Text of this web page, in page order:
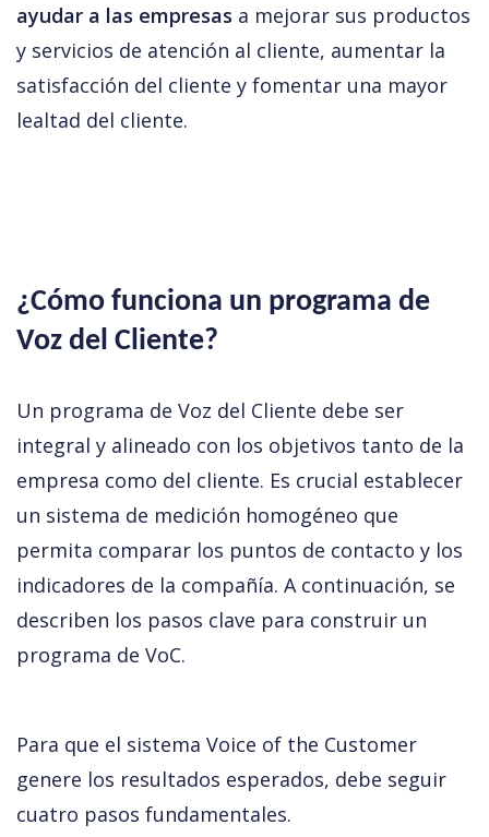
ayudar a las empresas a mejorar sus productos
y servicios de atención al cliente, aumentar la
satisfacción del cliente y fomentar una mayor
lealtad del cliente.
¿Cómo funciona un programa de
Voz del Cliente?
Un programa de Voz del Cliente debe ser
integral y alineado con los objetivos tanto de la
empresa como del cliente. Es crucial establecer
un sistema de medición homogéneo que
permita comparar los puntos de contacto y los
indicadores de la compañía. A continuación, se
describen los pasos clave para construir un
programa de VoC.
Para que el sistema Voice of the Customer
genere los resultados esperados, debe seguir
cuatro pasos fundamentales.